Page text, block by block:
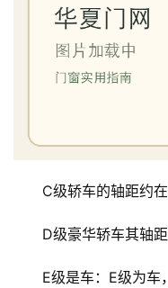
C级轿车的轴距约
D级豪华轿车其轴
E级是车：E级为车